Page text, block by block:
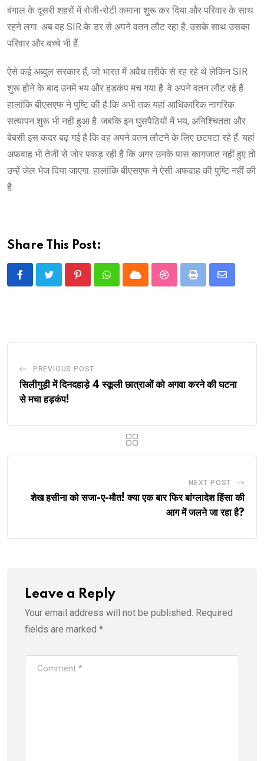
बंगाल के दूसरी शहरों में रोजी-रोटी कमाना शुरू कर दिया और परिवार के साथ
रहने लगा. अब वह SIR के डर से अपने वतन लौट रहा है. उसके साथ उसका
परिवार और बच्चे भी हैं.
ऐसे कई अब्दुल सरकार हैं, जो भारत में अवैध तरीके से रह रहे थे लेकिन SIR
शुरू होने के बाद उनमें भय और हडकंप मच गया है. वे अपने वतन लौट रहे हैं.
हालांकि बीएसएफ ने पुष्टि की है कि अभी तक यहां आधिकारिक नागरिक
सत्यापन शुरू भी नहीं हुआ है. जबकि इन घुसपैठियों में भय, अनिश्चितता और
बेबसी इस कदर बढ़ गई है कि वह अपने वतन लौटने के लिए छटपटा रहे हैं. यहां
अफवाह भी तेजी से जोर पकड़ रही है कि अगर उनके पास कागजात नहीं हुए तो
उन्हें जेल भेज दिया जाएगा. हालांकि बीएसएफ ने ऐसी अफवाह की पुष्टि नहीं की
है.
Share This Post:
PinterestWhatsappCloud StumbleUpon
Print
Share
PREVIOUS POST
सिलीगुड़ी में दिनदहाड़े 4 स्कूली छात्राओं को अगवा करने की घटना
से मचा हड़कंप!
NEXT POST
शेख हसीना को सजा-ए-मौत! क्या एक बार फिर बांग्लादेश हिंसा की
आग में जलने जा रहा है?
Leave a Reply
Your email address will not be published. Required
fields are marked *